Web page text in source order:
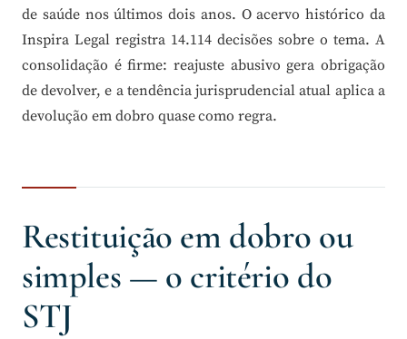
de saúde nos últimos dois anos. O acervo histórico da
Inspira Legal registra 14.114 decisões sobre o tema. A
consolidação é firme: reajuste abusivo gera obrigação
de devolver, e a tendência jurisprudencial atual aplica a
devolução em dobro quase como regra.
Restituição em dobro ou
simples — o critério do
STJ